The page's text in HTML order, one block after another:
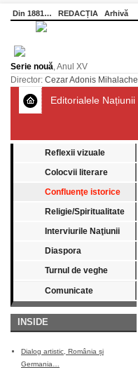
Din 1881… REDACȚIA Arhivă
Serie nouă, Anul XV
Director: Cezar Adonis Mihalache
Editorialele Națiunii
Reflexii vizuale
Colocvii literare
Confluenţe istorice
Religie/Spiritualitate
Interviurile Naţiunii
Diaspora
Turnul de veghe
Comunicate
INSIDE
Dialog artistic, România și
Germania…